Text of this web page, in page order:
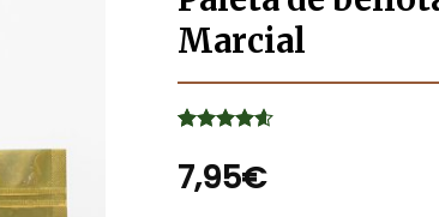
Marcial
con4.57
de 5 en
7,95€